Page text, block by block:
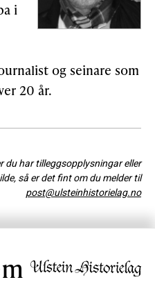
i
og seinare som
20 år.
du har tilleggsopplysningar eller
så er det fint om du melder til
post@ulsteinhistorielag.no